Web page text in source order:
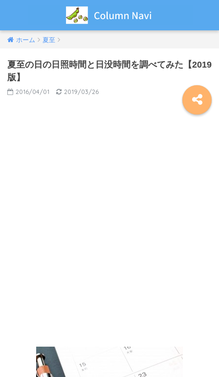
ホーム 夏至
夏至の日の日照時間と日没時間を調べてみた【2019
版】
2016/04/01 2019/03/26